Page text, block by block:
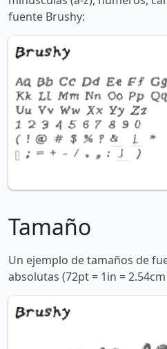
fuente Brushy:
Tamaño
Un ejemplo de tamaños de
absolutas (72pt = 1in =